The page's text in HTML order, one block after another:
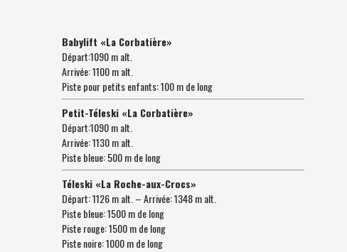
Babylift «La Corbatière»
Départ:1090 m alt.
Arrivée: 1100 m alt.
Piste pour petits enfants: 100 m de long
Petit-Téleski «La Corbatière»
Départ:1090 m alt.
Arrivée: 1130 m alt.
Piste bleue: 500 m de long
Téleski «La Roche-aux-Crocs»
Départ: 1126 m alt. – Arrivée: 1348 m alt.
Piste bleue: 1500 m de long
Piste rouge: 1500 m de long
Piste noire: 1000 m de long